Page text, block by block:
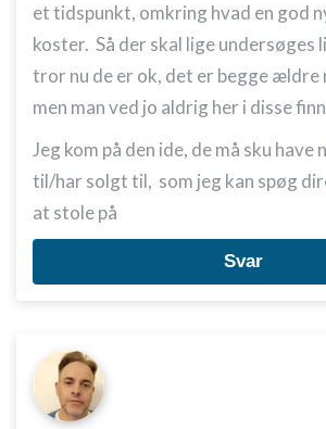
et tidspunkt, omkring hvad en god
koster. Så der skal lige
tror nu de er ok, det er begge ældre
men man ved jo aldrig her i disse
Jeg kom på den ide, de må sku
til/har solgt til, som jeg kan spøg
at stole på
Svar